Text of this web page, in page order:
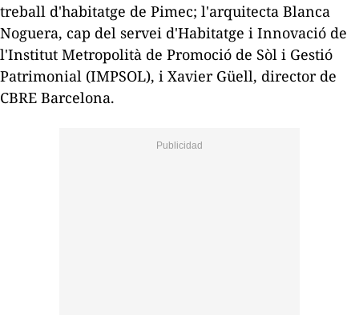
treball d'habitatge de Pimec; l'arquitecta Blanca
Noguera, cap del servei d'Habitatge i Innovació de
l'Institut Metropolità de Promoció de Sòl i Gestió
Patrimonial (IMPSOL), i Xavier Güell, director de
CBRE Barcelona.